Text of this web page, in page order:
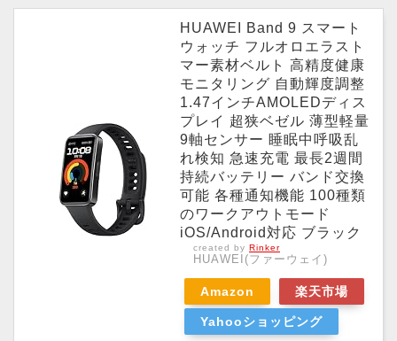
HUAWEI Band 9 スマート
ウォッチ フルオロエラスト
マー素材ベルト 高精度健康
モニタリング 自動輝度調整
1.47インチAMOLEDディス
プレイ 超狭ベゼル 薄型軽量
9軸センサー 睡眠中呼吸乱
れ検知 急速充電 最長2週間
持続バッテリー バンド交換
可能 各種通知機能 100種類
のワークアウトモード
iOS/Android対応 ブラック
created by Rinker
HUAWEI(ファーウェイ)
Amazon 楽天市場
Yahooショッピング